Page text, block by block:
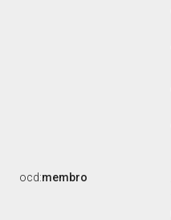
ocd:membro